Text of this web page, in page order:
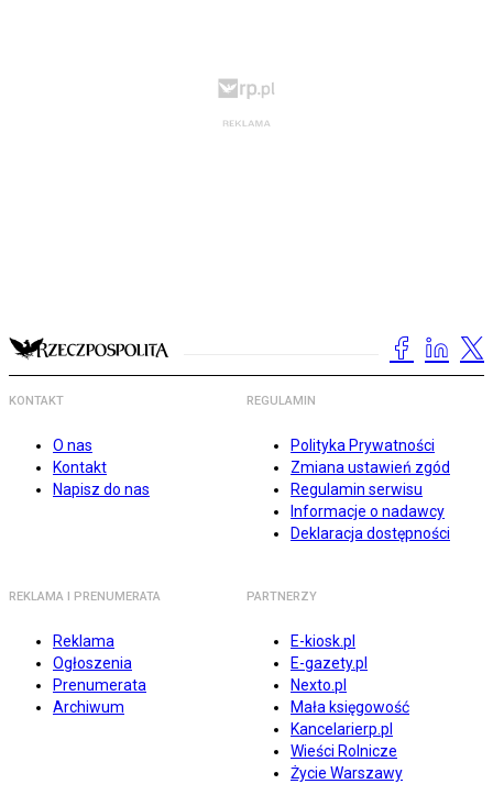
KONTAKT
O nas
Kontakt
Napisz do nas
REGULAMIN
Polityka Prywatności
Zmiana ustawień zgód
Regulamin serwisu
Informacje o nadawcy
Deklaracja dostępności
REKLAMA I PRENUMERATA
Reklama
Ogłoszenia
Prenumerata
Archiwum
PARTNERZY
E-kiosk.pl
E-gazety.pl
Nexto.pl
Mała księgowość
Kancelarierp.pl
Wieści Rolnicze
Życie Warszawy